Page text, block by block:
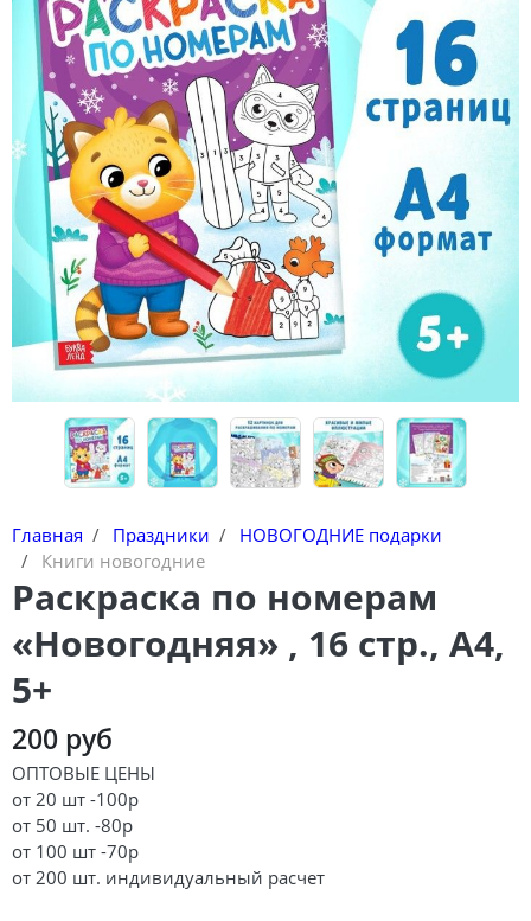
Главная Праздники
НОВОГОДНИЕ подарки
Книги новогодние
Раскраска по номерам
«Новогодняя» , 16 стр., А4,
5+
200 руб
ОПТОВЫЕ ЦЕНЫ
от 20 шт -100р
от 50 шт. -80р
от 100 шт -70р
от 200 шт. индивидуальный расчет
Футболки-раскраски на 14 февраля